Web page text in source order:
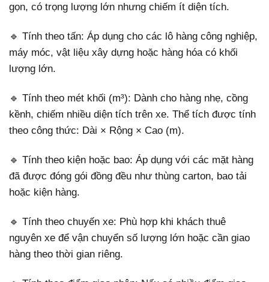
gọn, có trọng lượng lớn nhưng chiếm ít diện tích.
🔹 Tính theo tấn: Áp dụng cho các lô hàng công nghiệp,
máy móc, vật liệu xây dựng hoặc hàng hóa có khối
lượng lớn.
🔹 Tính theo mét khối (m³): Dành cho hàng nhẹ, cồng
kềnh, chiếm nhiều diện tích trên xe. Thể tích được tính
theo công thức: Dài × Rộng × Cao (m).
🔹 Tính theo kiện hoặc bao: Áp dụng với các mặt hàng
đã được đóng gói đồng đều như thùng carton, bao tải
hoặc kiện hàng.
🔹 Tính theo chuyến xe: Phù hợp khi khách thuê
nguyên xe để vận chuyển số lượng lớn hoặc cần giao
hàng theo thời gian riêng.